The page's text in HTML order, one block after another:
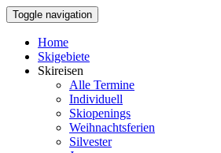
Toggle navigation
Home
Skigebiete
Skireisen
Alle Termine
Individuell
Skiopenings
Weihnachtsferien
Silvester